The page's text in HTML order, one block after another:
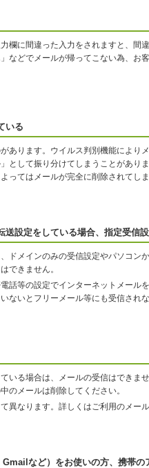
欄に間違った入力をされますと、間
などでメールが帰ってこない為、お
いる
あります。ウイルス判別機能により
として振り分けてしまうことがあり
ってはメールが完全に削除されてし
送設定をしている場合、指定受信
ドメインのみの受信設定やパソコン
できません。
話等の設定でインターネットメール
ないとフリーメール等にも受信されな
いる場合は、メールの受信はできま
のメールは削除してください。
異なります。詳しくはご利用のメー
など）をお使いの方、携帯の